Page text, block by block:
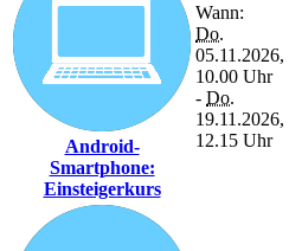
Android-
Smartphone:
Einsteigerkurs
Wann:
Do.
05.11.2026,
10.00 Uhr
- Do.
19.11.2026,
12.15 Uhr